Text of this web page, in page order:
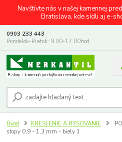
Navštívte nás v našej kamennej
Bratislava, kde sídli aj e-
0903 233 443
Pondelok-Piatok: 9.00-17.00hod.
Úvod KRESLENIE A RYSOVANIE
stopy 0,9 - 1,3 mm - biely 1